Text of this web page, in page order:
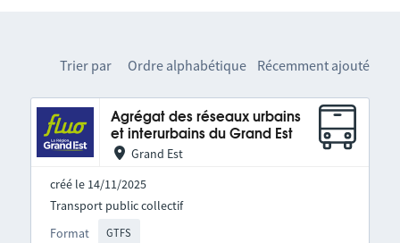
Trier par Ordre alphabétique Récemment ajouté
Agrégat des réseaux urbains
et interurbains du Grand Est
Grand Est
créé le 14/11/2025
Format GTFS
Transport public collectif